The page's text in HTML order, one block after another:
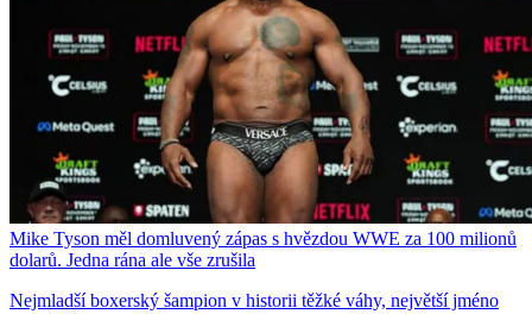
Mike Tyson měl domluvený zápas s hvězdou WWE za 100 milionů
dolarů. Jedna rána ale vše zrušila
Nejmladší boxerský šampion v historii těžké váhy, největší jméno